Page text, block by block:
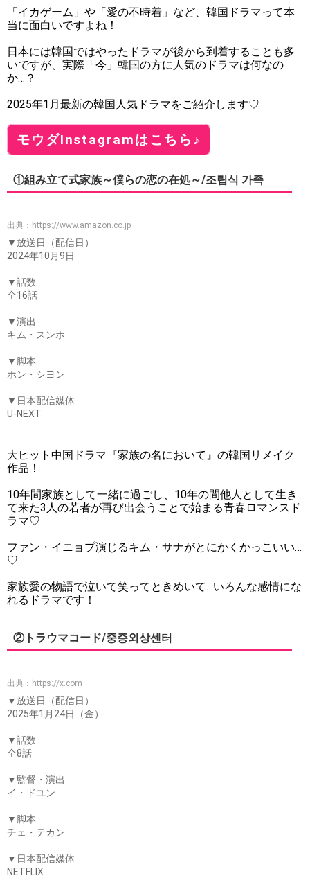
「イカゲーム」や「愛の不時着」など、韓国ドラマって本
当に面白いですよね！
日本には韓国ではやったドラマが後から到着することも多
いですが、実際「今」韓国の方に人気のドラマは何なの
か…？
2025年1月最新の韓国人気ドラマをご紹介します♡
モウダInstagramはこちら♪
①組み立て式家族～僕らの恋の在処～/조립식 가족
出典： https://www.amazon.co.jp
▼放送日（配信日）
2024年10月9日
▼話数
全16話
▼演出
キム・スンホ
▼脚本
ホン・シヨン
▼日本配信媒体
U-NEXT
大ヒット中国ドラマ『家族の名において』の韓国リメイク
作品！
10年間家族として一緒に過ごし、10年の間他人として生き
て来た3人の若者が再び出会うことで始まる青春ロマンスド
ラマ♡
ファン・イニョプ演じるキム・サナがとにかくかっこいい…
♡
家族愛の物語で泣いて笑ってときめいて…いろんな感情にな
れるドラマです！
②トラウマコード/중증외상센터
出典： https://x.com
▼放送日（配信日）
2025年1月24日（金）
▼話数
全8話
▼監督・演出
イ・ドユン
▼脚本
チェ・テカン
▼日本配信媒体
NETFLIX